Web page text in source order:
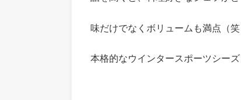
味だけでなくボリュームも満点（笑
本格的なウインタースポーツシー